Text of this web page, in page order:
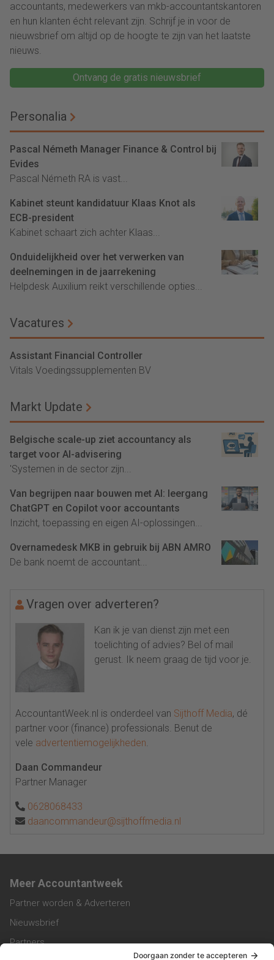
accountants, medewerkers van mkb-accountantskantoren
en hun klanten écht relevant zijn. Schrijf je in voor de
nieuwsbrief om altijd op de hoogte te zijn van het laatste
nieuws.
Ontvang de gratis nieuwsbrief
Personalia
Pascal Németh Manager Finance & Control bij
Evides
Pascal Németh RA is vast...
Kabinet steunt kandidatuur Klaas Knot als
ECB-president
Kabinet schaart zich achter Klaas...
Onduidelijkheid over het verwerken van
deelnemingen in de jaarrekening
Helpdesk Auxilium reikt verschillende opties...
Vacatures
Assistant Financial Controller
Vitals Voedingssupplementen BV
Markt Update
Belgische scale-up ziet accountancy als
target voor AI-advisering
'Systemen in de sector zijn...
Van begrijpen naar bouwen met AI: leergang
ChatGPT en Copilot voor accountants
Inzicht, toepassing en eigen AI-oplossingen...
Overnamedesk MKB in gebruik bij ABN AMRO
De bank noemt de accountant...
Vragen over adverteren?
Kan ik je van dienst zijn met een
toelichting of advies? Bel of mail
gerust. Ik neem graag de tijd voor je.
AccountantWeek.nl is onderdeel van Sijthoff Media, dé
partner voor (finance) professionals. Benut de
vele advertentiemogelijkheden.
Daan Commandeur
Partner Manager
0628068433
daancommandeur@sijthoffmedia.nl
Meer Accountantweek
Partner worden & Adverteren
Nieuwsbrief
Partners